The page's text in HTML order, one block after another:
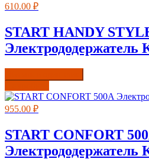
610.00 ₽
START HANDY
Электрододержатель
955.00 ₽
START CONFORT
Электрододержатель